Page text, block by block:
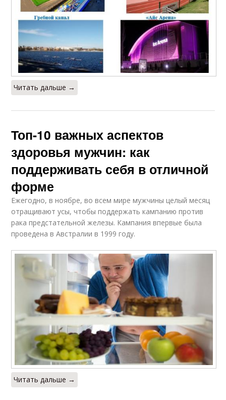
Читать дальше →
Топ-10 важных аспектов
здоровья мужчин: как
поддерживать себя в отличной
форме
Ежегодно, в ноябре, во всем мире мужчины целый месяц
отращивают усы, чтобы поддержать кампанию против
рака предстательной железы. Кампания впервые была
проведена в Австралии в 1999 году.
Читать дальше →